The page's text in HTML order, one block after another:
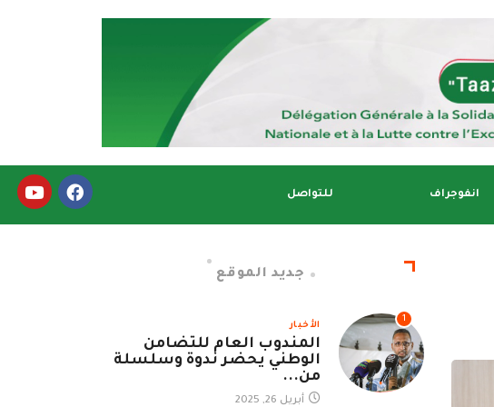
انفوجراف للتواصل
جديد الموقع
1
الأخبار
المندوب العام للتضامن
الوطني يحضر ندوة وسلسلة
من...
أبريل 26, 2025